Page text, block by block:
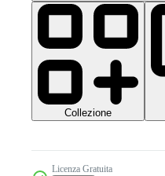
Collezione
Licenza Gratuita